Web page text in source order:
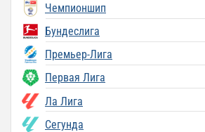
Чемпионшип
Бундеслига
Премьер-Лига
Первая Лига
Ла Лига
Сегунда